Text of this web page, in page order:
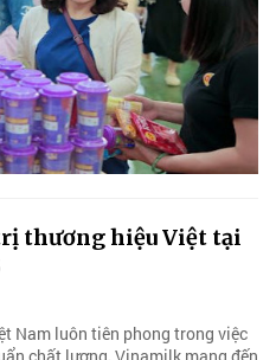
thương hiệu Việt tại
Nam luôn tiên phong trong việc
chất lượng, Vinamilk mang đến